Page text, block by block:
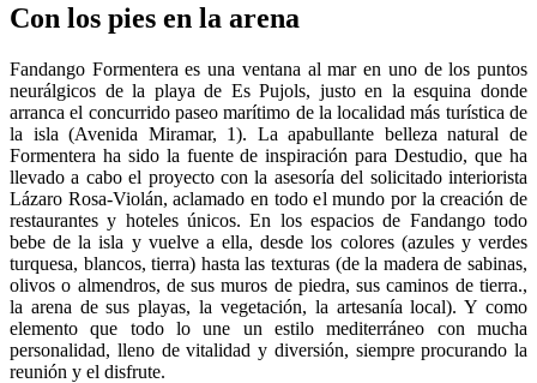
Con los pies en la arena
Fandango Formentera es una ventana al mar en uno de los puntos
neurálgicos de la playa de Es Pujols, justo en la esquina donde
arranca el concurrido paseo marítimo de la localidad más turística de
la isla (Avenida Miramar, 1). La apabullante belleza natural de
Formentera ha sido la fuente de inspiración para Destudio, que ha
llevado a cabo el proyecto con la asesoría del solicitado interiorista
Lázaro Rosa-Violán, aclamado en todo el mundo por la creación de
restaurantes y hoteles únicos. En los espacios de Fandango todo
bebe de la isla y vuelve a ella, desde los colores (azules y verdes
turquesa, blancos, tierra) hasta las texturas (de la madera de sabinas,
olivos o almendros, de sus muros de piedra, sus caminos de tierra.,
la arena de sus playas, la vegetación, la artesanía local). Y como
elemento que todo lo une un estilo mediterráneo con mucha
personalidad, lleno de vitalidad y diversión, siempre procurando la
reunión y el disfrute.